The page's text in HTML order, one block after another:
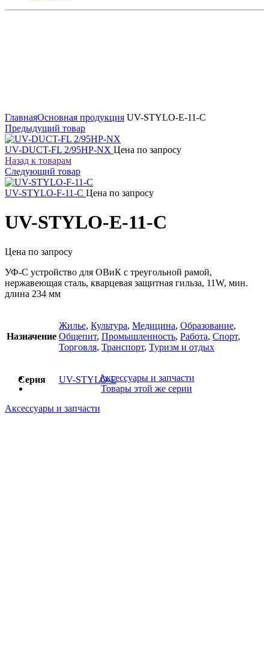
ГлавнаяОсновная продукция UV-STYLO-E-11-C
Предыдущий товар
UV-DUCT-FL 2/95HP-NX Цена по запросу
Назад к товарам
Следующий товар
UV-STYLO-F-11-C Цена по запросу
UV-STYLO-E-11-C
Цена по запросу
УФ-С устройство для ОВиК с треугольной рамой,
нержавеющая сталь, кварцевая защитная гильза, 11W, мин.
длина 234 мм
Назначение
Жилье, Культура, Медицина, Образование,
Общепит, Промышленность, Работа, Спорт,
Торговля, Транспорт, Туризм и отдых
Серия UV-STYLO-EАксессуары и запчасти
Товары этой же серии
Аксессуары и запчасти